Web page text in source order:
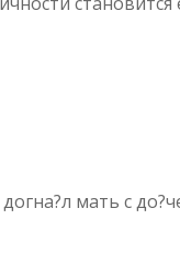
догна?л мать с